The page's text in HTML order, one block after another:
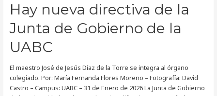
Hay nueva directiva de la
Junta de Gobierno de la
UABC
El maestro José de Jesús Díaz de la Torre se integra al órgano
colegiado. Por: María Fernanda Flores Moreno – Fotografía: David
Castro – Campus: UABC – 31 de Enero de 2026 La Junta de Gobierno